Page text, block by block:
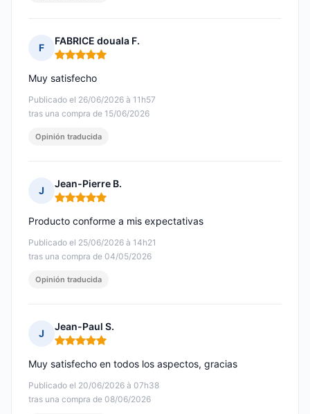
F
FABRICE douala F.
Nota: 5 de 5
Publicado el 26/06/2026 à 11h57
tras una compra de 15/06/2026
Muy satisfecho
Opinión traducida
J
Jean-Pierre B.
Nota: 5 de 5
Publicado el 25/06/2026 à 14h21
tras una compra de 04/05/2026
Producto conforme a mis expectativas
Opinión traducida
J
Jean-Paul S.
Nota: 5 de 5
Publicado el 20/06/2026 à 07h38
tras una compra de 08/06/2026
Muy satisfecho en todos los aspectos, gracias